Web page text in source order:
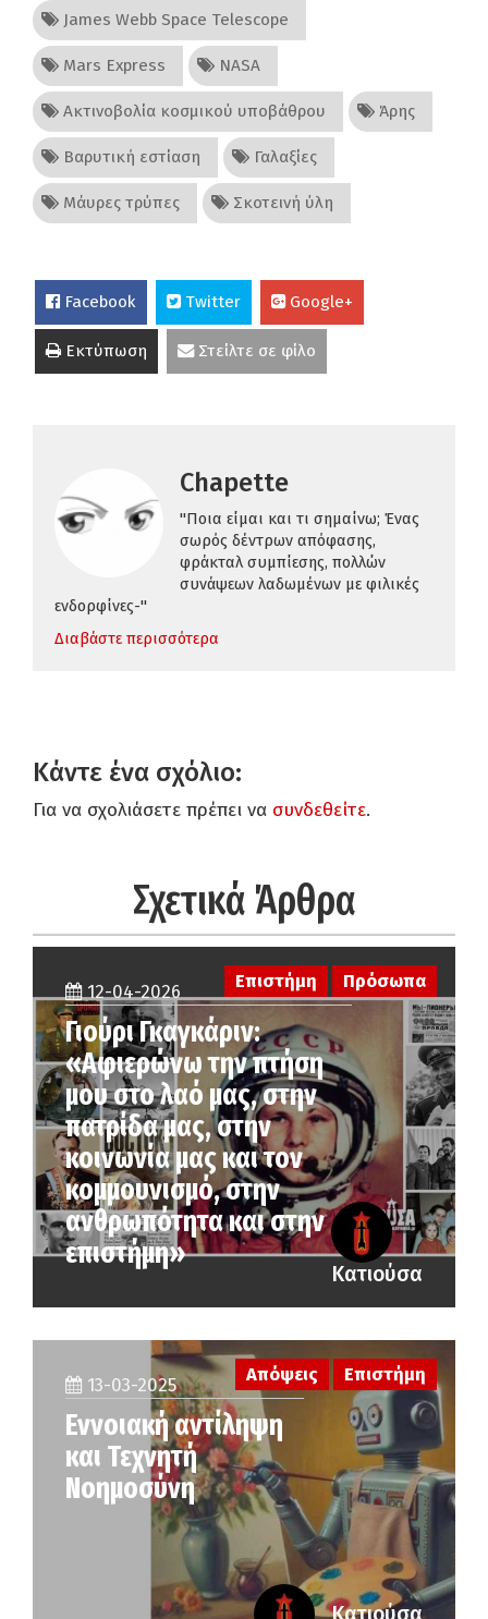
James Webb Space Telescope
Mars Express NASA
Ακτινοβολία κοσμικού υποβάθρου Άρης
Βαρυτική εστίαση Γαλαξίες
Μάυρες τρύπες Σκοτεινή ύλη
Facebook Twitter Google+
Εκτύπωση Στείλτε σε φίλο
Chapette
"Ποια είμαι και τι σημαίνω; Ένας
σωρός δέντρων απόφασης,
φράκταλ συμπίεσης, πολλών
συνάψεων λαδωμένων με φιλικές
ενδορφίνες-"
Διαβάστε περισσότερα
Κάντε ένα σχόλιο:
Για να σχολιάσετε πρέπει να συνδεθείτε.
Σχετικά Άρθρα
Επιστήμη Πρόσωπα
12-04-2026
Γιούρι Γκαγκάριν:
«Αφιερώνω την πτήση
μου στο λαό μας, στην
πατρίδα μας, στην
κοινωνία μας και τον
κομμουνισμό, στην
ανθρωπότητα και στην
επιστήμη»
Κατιούσα
13-03-2025
Εννοιακή αντίληψη
και Τεχνητή
Νοημοσύνη
Απόψεις Επιστήμη
Κατιούσα